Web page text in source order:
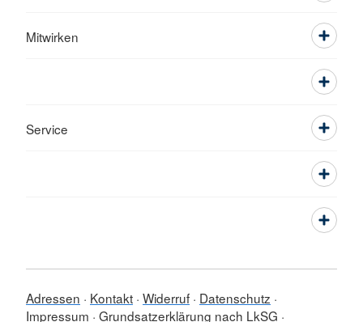
Mitwirken
Service
Adressen Kontakt Widerruf Datenschutz
Impressum Grundsatzerklärung nach LkSG